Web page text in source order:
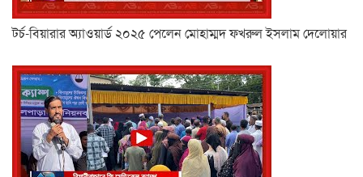
টর্চ-বিয়ারার অ্যাওয়ার্ড ২০২৫ পেলেন মোহাম্মদ ফখরুল ইসলাম দেলোয়ার